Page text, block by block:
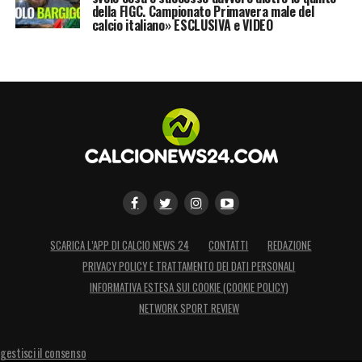
dei club interessati di soddisfare le richieste
LA PLAYLIST DELLE NOSTRE TOP NEWS
della FIGC. Campionato Primavera male del
calcio italiano» ESCLUSIVA e VIDEO
SCARICA L’APP DI CALCIO NEWS 24 CONTATTI
REDAZIONE
PRIVACY POLICY E TRATTAMENTO DEI DATI PERSONALI
INFORMATIVA ESTESA SUI COOKIE (COOKIE POLICY)
NETWORK SPORT REVIEW
gestisci il consenso